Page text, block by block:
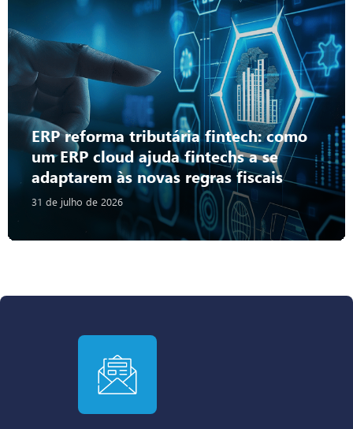
ERP reforma tributária fintech: como
um ERP cloud ajuda fintechs a se
adaptarem às novas regras fiscais
31 de julho de 2026